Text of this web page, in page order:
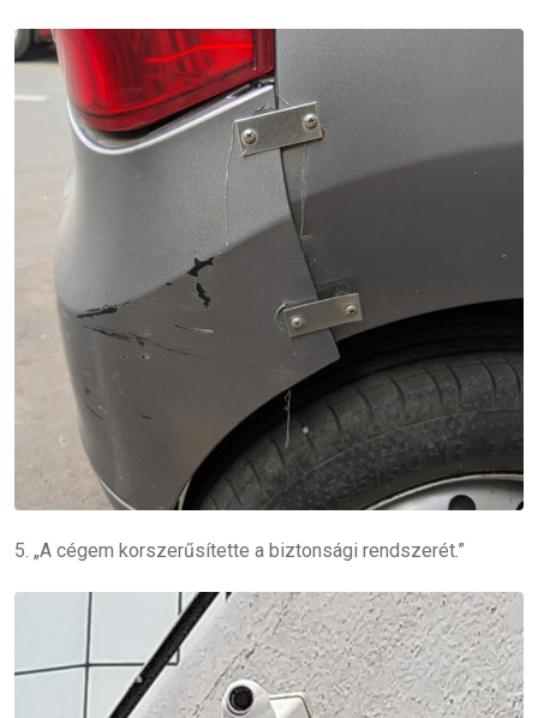
5. „A cégem korszerűsítette a biztonsági rendszerét.”